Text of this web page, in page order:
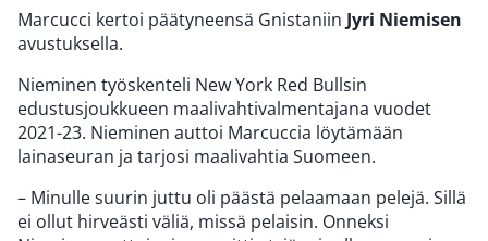
Marcucci kertoi päätyneensä Gnistaniin Jyri Niemisen
avustuksella.
Nieminen työskenteli New York Red Bullsin
edustusjoukkueen maalivahtivalmentajana vuodet
2021-23. Nieminen auttoi Marcuccia löytämään
lainaseuran ja tarjosi maalivahtia Suomeen.
– Minulle suurin juttu oli päästä pelaamaan pelejä. Sillä
ei ollut hirveästi väliä, missä pelaisin. Onneksi